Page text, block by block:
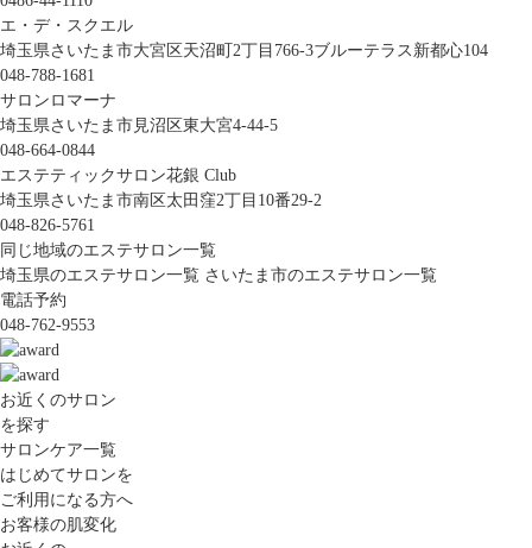
エ・デ・スクエル
埼玉県さいたま市大宮区天沼町2丁目766-3ブルーテラス新都心104
048-788-1681
サロンロマーナ
埼玉県さいたま市見沼区東大宮4-44-5
048-664-0844
エステティックサロン花銀 Club
埼玉県さいたま市南区太田窪2丁目10番29-2
048-826-5761
同じ地域のエステサロン一覧
埼玉県のエステサロン一覧 さいたま市のエステサロン一覧
電話予約
048-762-9553
お近くのサロン
を探す
サロンケア一覧
はじめてサロンを
ご利用になる方へ
お客様の肌変化